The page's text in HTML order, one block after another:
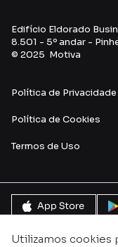
Utilizamos cookies
Edifício Eldorado
8.501 - 5º andar -
© 2025 Motiva
Política de Privacidade
Política de Cookies
Termos de Uso